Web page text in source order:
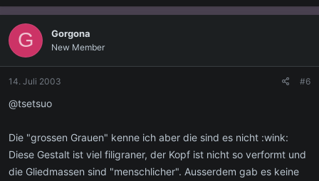
G Gorgona
New Member
14. Juli 2003 #6
@tsetsuo
Die "grossen Grauen" kenne ich aber die sind es nicht :wink:
Diese Gestalt ist viel filigraner, der Kopf ist nicht so verformt und
die Gliedmassen sind "menschlicher". Ausserdem gab es keine